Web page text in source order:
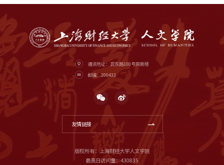
通讯地址：武东路100号同新楼
邮编：200433
友情链接
版权所有：上海财经大学人文学院
最高日访问量： 430835